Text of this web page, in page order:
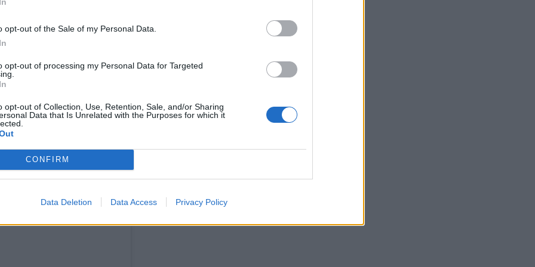
opt-out of the Sale of my Personal Data.
opt-out of processing my Personal Data for Targeted
opt-out of Collection, Use, Retention, Sale, and/or Sharing
Data that Is Unrelated with the Purposes for which it
CONFIRM
Data Deletion Data Access Privacy Policy
kolmas päivä
hedelmäkaramelleja.
koska söi kiinalaista
on nyt karistanut suurimman